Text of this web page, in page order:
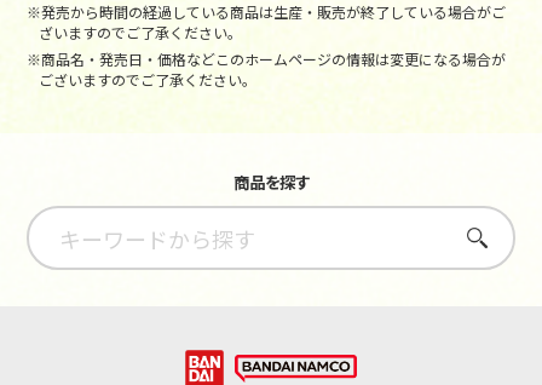
※発売から時間の経過している商品は生産・販売が終了している場合がご
ざいますのでご了承ください。
※商品名・発売日・価格などこのホームページの情報は変更になる場合が
ございますのでご了承ください。
商品を探す
さがす